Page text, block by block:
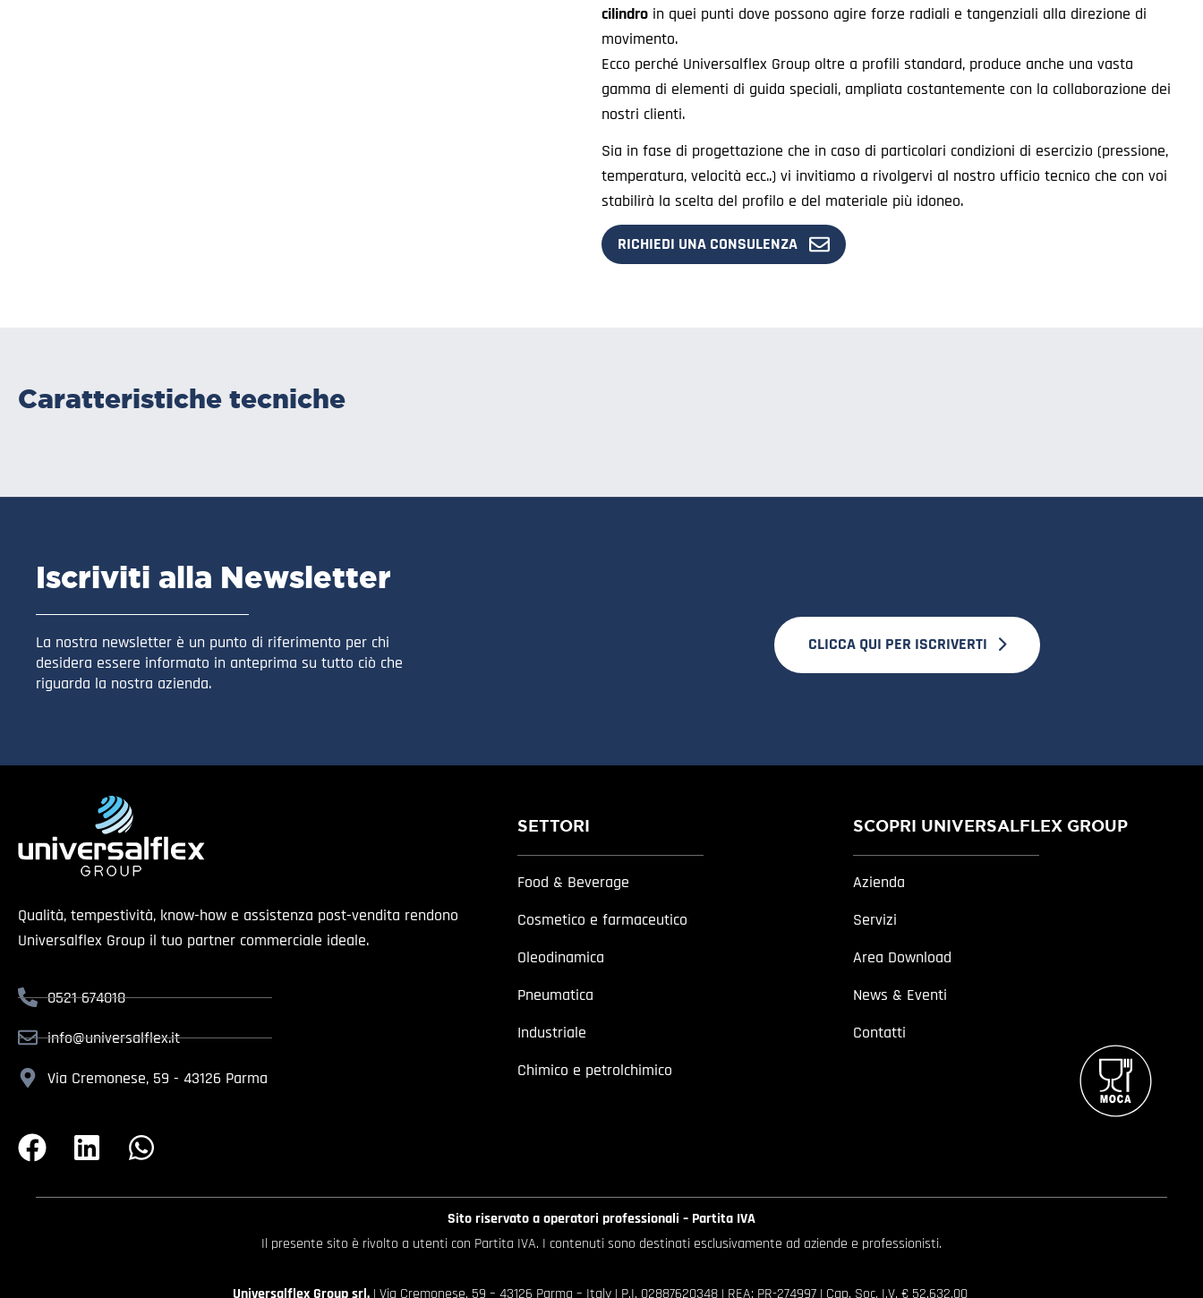
cilindro in quei punti dove possono agire forze radiali e tangenziali alla direzione di
movimento.
Ecco perché Universalflex Group oltre a profili standard, produce anche una vasta
gamma di elementi di guida speciali, ampliata costantemente con la collaborazione dei
nostri clienti.
Sia in fase di progettazione che in caso di particolari condizioni di esercizio (pressione,
temperatura, velocità ecc..) vi invitiamo a rivolgervi al nostro ufficio tecnico che con voi
stabilirà la scelta del profilo e del materiale più idoneo.
RICHIEDI UNA CONSULENZA
Caratteristiche tecniche
Iscriviti alla Newsletter
La nostra newsletter è un punto di riferimento per chi
desidera essere informato in anteprima su tutto ciò che
riguarda la nostra azienda.
CLICCA QUI PER ISCRIVERTI
Qualità, tempestività, know-how e assistenza post-vendita rendono
Universalflex Group il tuo partner commerciale ideale.
0521 674018
info@universalflex.it
Via Cremonese, 59 - 43126 Parma
SETTORI
Food & Beverage
Cosmetico e farmaceutico
Oleodinamica
Pneumatica
Industriale
Chimico e petrolchimico
SCOPRI UNIVERSALFLEX GROUP
Azienda
Servizi
Area Download
News & Eventi
Contatti
Sito riservato a operatori professionali – Partita IVA
Il presente sito è rivolto a utenti con Partita IVA. I contenuti sono destinati esclusivamente ad aziende e professionisti.
Universalflex Group srl.| Via Cremonese, 59 – 43126 Parma – Italy | P.I. 02887620348 | REA: PR-274997 | Cap. Soc. I.V. € 52.632,00